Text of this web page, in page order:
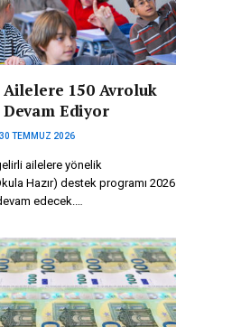
Ailelere 150 Avroluk
Ediyor
30 TEMMUZ 2026
ailelere yönelik
Hazır) destek programı 2026
edecek.…